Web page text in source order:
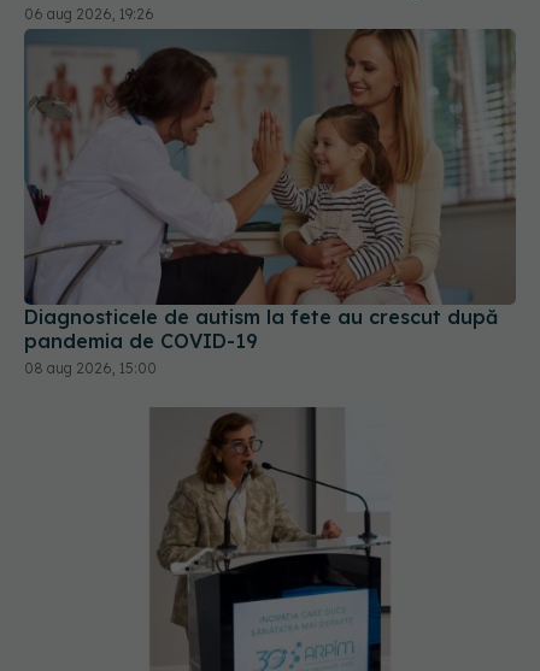
06 aug 2026, 19:26
Diagnosticele de autism la fete au crescut după
pandemia de COVID-19
08 aug 2026, 15:00